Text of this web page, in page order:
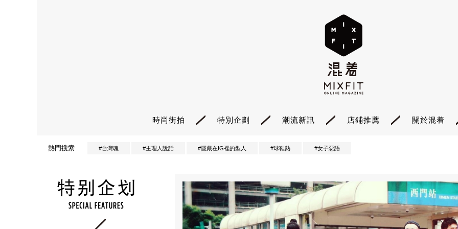
時尚街拍 特別企劃 潮流新訊 店鋪推薦 關於混着
熱門搜索 #台灣魂 #主理人說話 #隱藏在IG裡的型人 #球鞋熱 #女子惡語